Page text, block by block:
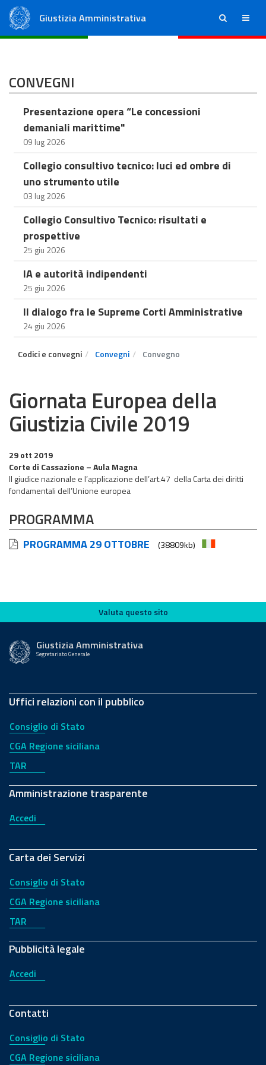
Giustizia Amministrativa ricerca menu
CONVEGNI
Presentazione opera “Le concessioni
demaniali marittime"
09 lug 2026
Collegio consultivo tecnico: luci ed ombre di
uno strumento utile
03 lug 2026
Collegio Consultivo Tecnico: risultati e
prospettive
25 giu 2026
IA e autorità indipendenti
25 giu 2026
Il dialogo fra le Supreme Corti Amministrative
24 giu 2026
Codici e convegni Convegni Convegno
Giornata Europea della
Giustizia Civile 2019
29 ott 2019
Corte di Cassazione – Aula Magna
Il giudice nazionale e l’applicazione dell’art.47 della Carta dei diritti
fondamentali dell’Unione europea
PROGRAMMA
PROGRAMMA 29 OTTOBRE (38809kb)
Valuta questo sito
Valuta questo sito
Giustizia Amministrativa
Segretariato Generale
Uffici relazioni con il pubblico
Consiglio di Stato
CGA Regione siciliana
TAR
Amministrazione trasparente
Accedi
Carta dei Servizi
Consiglio di Stato
CGA Regione siciliana
TAR
Pubblicità legale
Accedi
Contatti
Consiglio di Stato
CGA Regione siciliana